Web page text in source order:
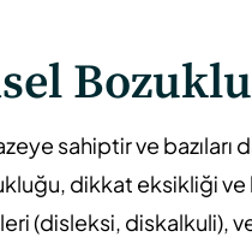
sahiptir ve bazıları
dikkat eksikliği
(disleksi, diskalkuli),